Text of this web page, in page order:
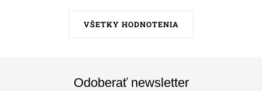
VŠETKY HODNOTENIA
Odoberať newsletter